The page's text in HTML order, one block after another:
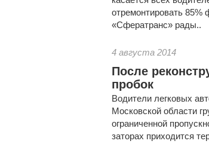
отремонтировать
«Сфератранс» рады..
4 августа 2014
После
пробок
Водители легковых
Московской области
ограниченной
заторах приходится